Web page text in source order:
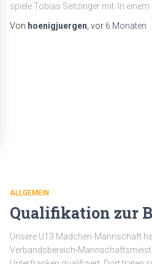
spiele Tobias Seitzinger mit. In
Von hoenigjuergen , vor 6 Monaten
ALLGEMEIN
Qualifikation zur
Unsere U13 Mädchen-Mannschaft
Verbandsbereich-